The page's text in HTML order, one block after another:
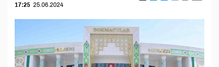
17:25 25.06.2024